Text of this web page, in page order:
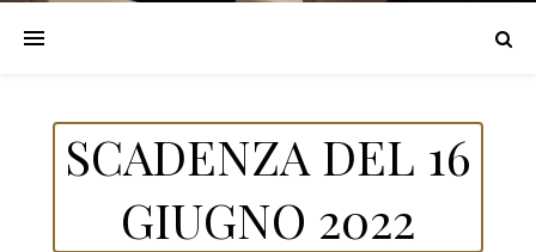
SCADENZA DEL 16
GIUGNO 2022